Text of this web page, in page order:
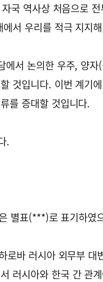
국 역사상 처음으로
서 우리를 적극 지지
서 논의한 우주, 양
것입니다. 이번 계기
를 증대할 것입니다.
.
별표(***)로 표기하였
로바 러시아 외무부 대
러시아와 한국 간 관